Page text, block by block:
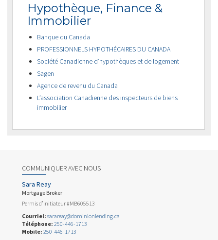
Hypothèque, Finance &
Immobilier
Banque du Canada
PROFESSIONNELS HYPOTHÉCAIRES DU CANADA
Société Canadienne d’hypothèques et de logement
Sagen
Agence de revenu du Canada
L’association Canadienne des inspecteurs de biens
immobilier
COMMUNIQUER AVEC NOUS
Sara Reay
Mortgage Broker
Permis d’initiateur #MB605513
Courriel: sarareay@dominionlending.ca
Téléphone: 250-446-1713
Mobile: 250-446-1713